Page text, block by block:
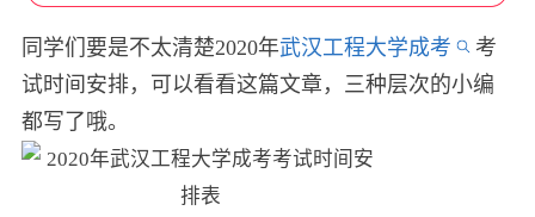
同学们要是不太清楚2020年武汉工程大学成考
考
试时间安排，可以看看这篇文章，三种层次的小编
都写了哦。